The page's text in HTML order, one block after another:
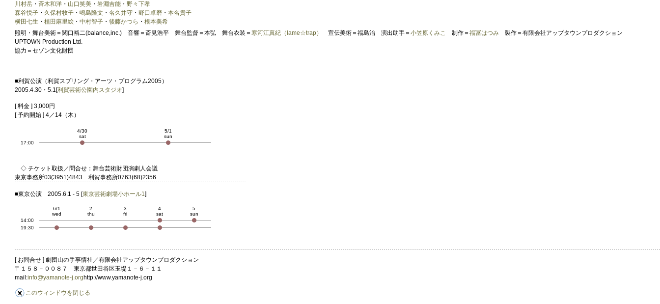
川村岳 ・ 斉木和洋 ・ 山口笑美 ・ 岩淵吉能 ・ 野々下孝
森谷悦子 ・ 久保村牧子 ・ 鴫島隆文 ・ 名久井守 ・ 野口卓磨 ・ 本名貴子
横田七生 ・ 植田麻里絵 ・ 中村智子 ・ 後藤かつら ・ 根本美希
照明・舞台美術＝関口裕二(balance,inc.) 音響＝斎見浩平 舞台監督＝本弘 舞台衣装＝ 寒河江真紀（lame☆trap） 宣伝美術＝福島治 演出助手＝ 小笠原くみこ 制作＝ 福冨はつみ 製作＝有限会社アップタウンプロダクション
UPTOWN Production Ltd.
協力＝セゾン文化財団
■利賀公演（利賀スプリング・アーツ・プログラム2005）
2005.4.30・5.1[利賀芸術公園内スタジオ]
[ 料金 ] 3,000円
[ 予約開始 ] 4／14（木）
4/30
sat
5/1
sun
17:00
◇ チケット取扱／問合せ：舞台芸術財団演劇人会議
東京事務所03(3951)4843 利賀事務所0763(68)2356
■東京公演 2005.6.1 - 5 [東京芸術劇場小ホール1]
6/1
wed
2
thu
3
fri
4
sat
5
sun
14:00
19:30
[ お問合せ ] 劇団山の手事情社／有限会社アップタウンプロダクション
〒１５８－００８７ 東京都世田谷区玉堤１－６－１１
mail:info@yamanote-j.orghttp://www.yamanote-j.org
このウィンドウを閉じる